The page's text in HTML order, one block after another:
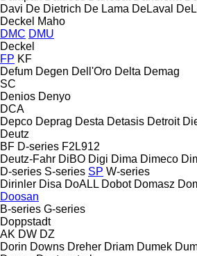
Davi De Dietrich De Lama DeLaval
Deckel Maho
DMC DMU
Deckel
FP KF
Defum Degen Dell'Oro Delta Demag
SC
Denios Denyo
DCA
Depco Deprag Desta Detasis Detroit
Deutz
BF D-series F2L912
Deutz-Fahr DiBO Digi Dima Dimeco
D-series S-series SP W-series
Dirinler Disa DoALL Dobot Domasz
Doosan
B-series G-series
Doppstadt
AK DW DZ
Dorin Downs Dreher Driam Dumek